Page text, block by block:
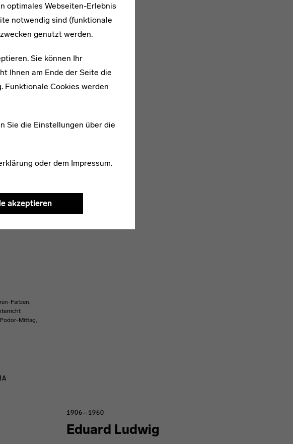
optimales Webseiten-Erlebnis
notwendig sind (funktionale
genutzt werden.
Sie können Ihr
Ihnen am Ende der Seite die
Funktionale Cookies werden
Sie die Einstellungen über die
oder dem Impressum.
akzeptieren
Farben,
Mittag,
Eduard Ludwig
1906–1960